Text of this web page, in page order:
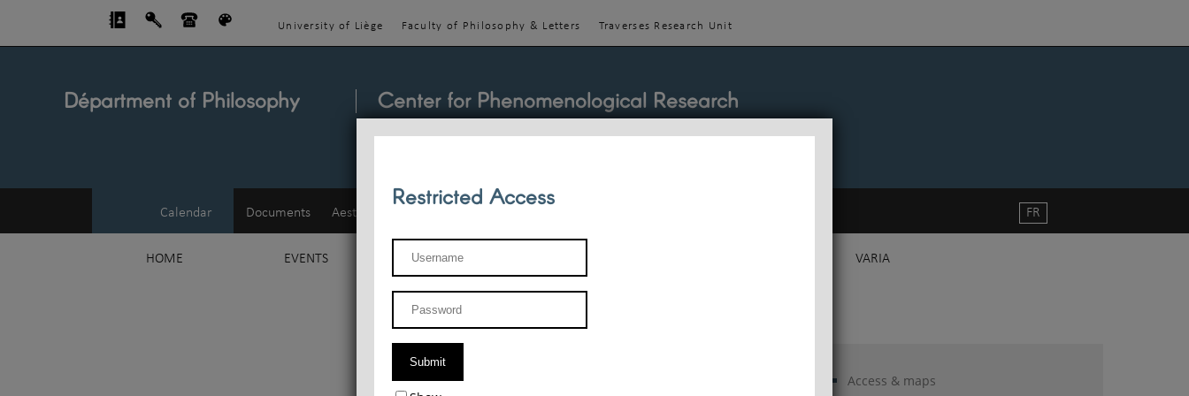
University of Liège Faculty of Philosophy & Letters Traverses Research Unit
Départment of Philosophy Center for Phenomenological Research
Calendar Documents Aesthetics
HOME EVENTS TEACHINGS VARIA
FR
Access & maps
Restricted Access